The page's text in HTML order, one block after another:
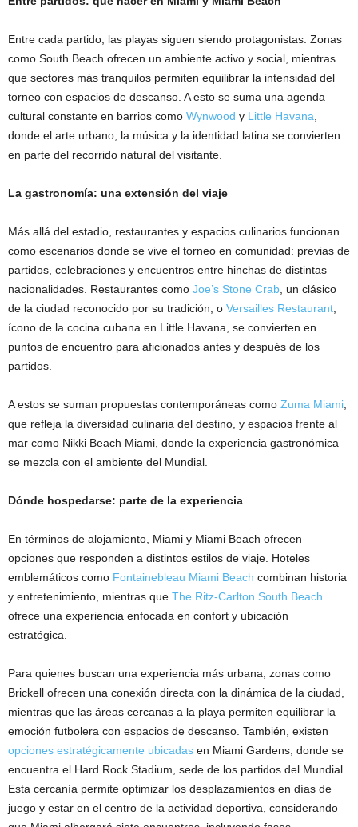
Entre cada partido, las playas siguen siendo protagonistas. Zonas
como South Beach ofrecen un ambiente activo y social, mientras
que sectores más tranquilos permiten equilibrar la intensidad del
torneo con espacios de descanso. A esto se suma una agenda
cultural constante en barrios como Wynwood y Little Havana
donde el arte urbano, la música y la identidad latina se convierten
en parte del recorrido natural del visitante.
La gastronomía: una extensión del viaje
Más allá del estadio, restaurantes y espacios culinarios funcionan
como escenarios donde se vive el torneo en comunidad: previas de
partidos, celebraciones y encuentros entre hinchas de distintas
nacionalidades. Restaurantes como Joe’s Stone Crab , un clásico
de la ciudad reconocido por su tradición, o Versailles Restaurant
ícono de la cocina cubana en Little Havana, se convierten en
puntos de encuentro para aficionados antes y después de los
partidos.
A estos se suman propuestas contemporáneas como Zuma Miami
que refleja la diversidad culinaria del destino, y espacios frente al
mar como Nikki Beach Miami, donde la experiencia gastronómica
se mezcla con el ambiente del Mundial.
Dónde hospedarse: parte de la experiencia
En términos de alojamiento, Miami y Miami Beach ofrecen
opciones que responden a distintos estilos de viaje. Hoteles
emblemáticos como Fontainebleau Miami Beach combinan historia
y entretenimiento, mientras que The Ritz-Carlton South Beach
ofrece una experiencia enfocada en confort y ubicación
estratégica.
Para quienes buscan una experiencia más urbana, zonas como
Brickell ofrecen una conexión directa con la dinámica de la ciudad,
mientras que las áreas cercanas a la playa permiten equilibrar la
emoción futbolera con espacios de descanso. También, existen
opciones estratégicamente ubicadas en Miami Gardens, donde se
encuentra el Hard Rock Stadium, sede de los partidos del Mundial.
Esta cercanía permite optimizar los desplazamientos en días de
juego y estar en el centro de la actividad deportiva, considerando